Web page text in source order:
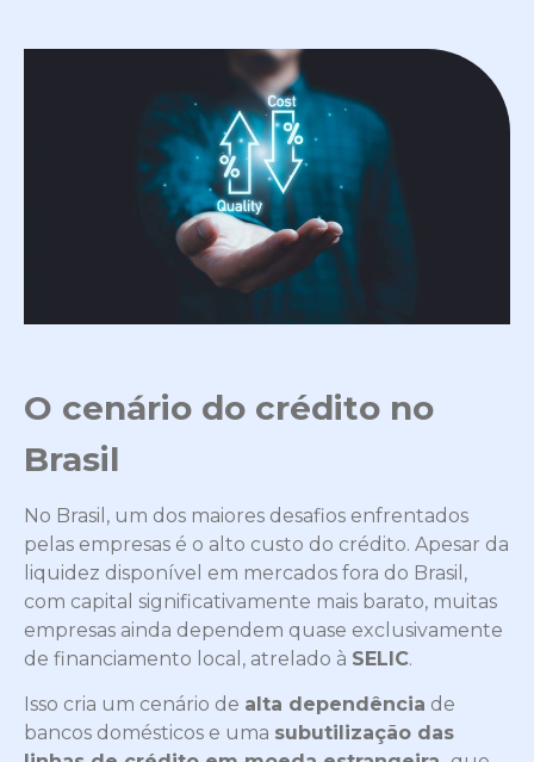
O cenário do crédito no
Brasil
No Brasil, um dos maiores desafios enfrentados
pelas empresas é o alto custo do crédito. Apesar da
liquidez disponível em mercados fora do Brasil,
com capital significativamente mais barato, muitas
empresas ainda dependem quase exclusivamente
de financiamento local, atrelado à SELIC.
Isso cria um cenário de alta dependência de
bancos domésticos e uma subutilização das